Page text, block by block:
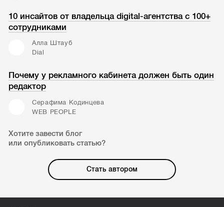
10 инсайтов от владельца digital-агентства с 100+
сотрудниками
Алла Штауб
Dial
Почему у рекламного кабинета должен быть один
редактор
Серафима Кодинцева
WEB PEOPLE
Хотите завести блог
или опубликовать статью?
Стать автором